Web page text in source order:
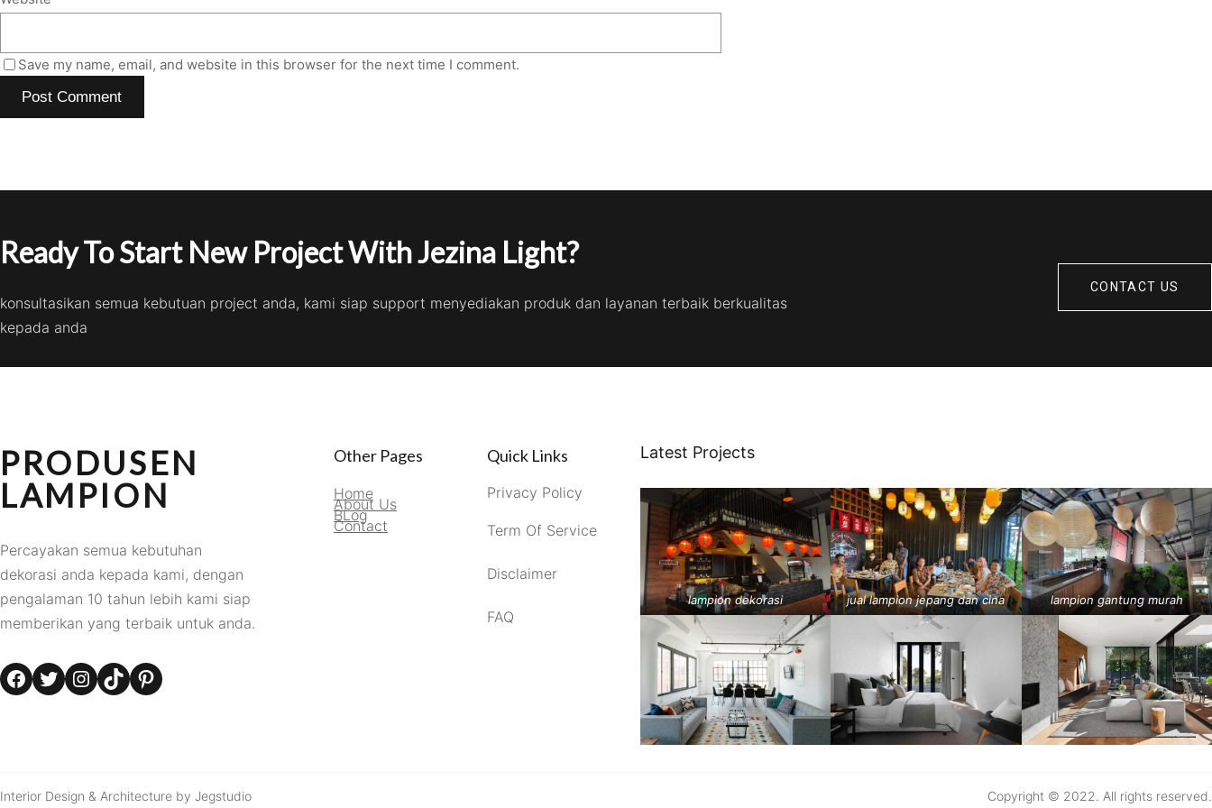
Save my name, email, and website in this browser for the next time I comment.
Ready To Start New Project With Jezina Light?
konsultasikan semua kebutuan project anda, kami siap support menyediakan produk dan layanan terbaik berkualitas
kepada anda
CONTACT US
PRODUSEN
LAMPION
Percayakan semua kebutuhan
dekorasi anda kepada kami, dengan
pengalaman 10 tahun lebih kami siap
memberikan yang terbaik untuk anda.
Facebook Twitter Instagram TikTok Pinterest
Other Pages
Home
About Us
BLog
Contact
Quick Links
Privacy Policy
Term Of Service
Disclaimer
FAQ
Latest Projects
lampion dekorasi jual lampion jepang dan cina lampion gantung murah
Interior Design & Architecture by Jegstudio Copyright © 2022. All rights reserved.